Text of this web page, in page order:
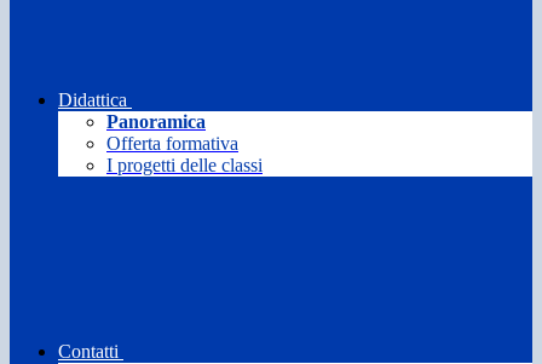
Didattica
Panoramica
Offerta formativa
I progetti delle classi
Contatti